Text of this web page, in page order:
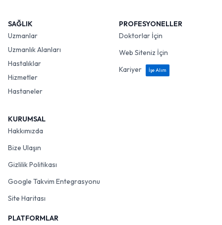
SAĞLIK
Uzmanlar
Uzmanlık Alanları
Hastalıklar
Hizmetler
Hastaneler
PROFESYONELLER
Doktorlar İçin
Web Siteniz İçin
Kariyer
İşe Alım
KURUMSAL
Hakkımızda
Bize Ulaşın
Gizlilik Politikası
Google Takvim Entegrasyonu
Site Haritası
PLATFORMLAR